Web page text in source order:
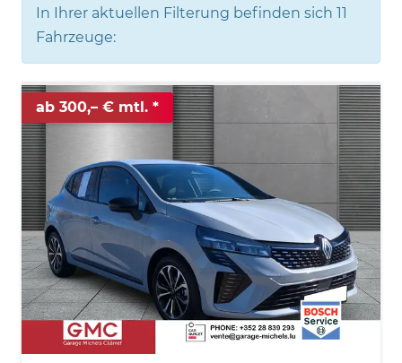
In Ihrer aktuellen Filterung befinden sich 11
Fahrzeuge:
ab 300,– € mtl.